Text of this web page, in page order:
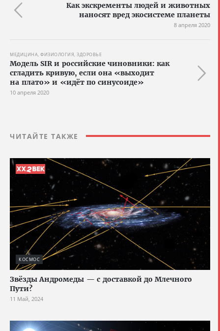
Как экскременты людей и животных
наносят вред экосистеме планеты
8 апреля 2020
МЕДИЦИНА, ФИЗИОЛОГИЯ, ЗДОРОВЬЕ
Модель SIR и российские чиновники: как
сгладить кривую, если она «выходит
на плато»‎ и «идёт по синусоиде»‎
10 апреля 2020
ЧИТАЙТЕ ТАКЖЕ
КОСМОС
Звёзды Андромеды — с доставкой до Млечного
Пути?
11 Май, 2024